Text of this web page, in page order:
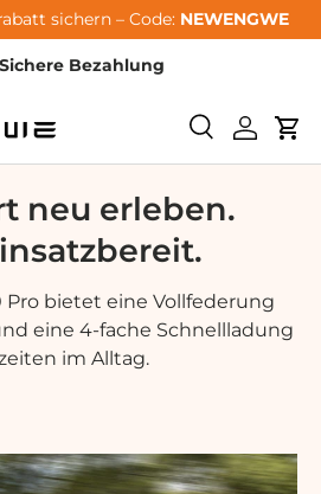
sichern – Code: NEWENGWE
Sichere Bezahlung
Suchen
neu erleben.
Pro bietet eine Vollfederung
eine 4-fache Schnellladung
im Alltag.